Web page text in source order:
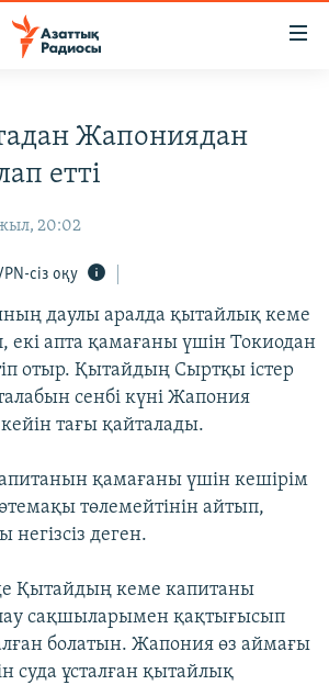
Жапониядан
етті
20:02
сіз оқу
даулы аралда қытайлық кеме
екі апта қамағаны үшін Токиодан
отыр. Қытайдың Сыртқы істер
сенбі күні Жапония
тағы қайталады.
қамағаны үшін кешірім
төлемейтінін айтып,
деген.
Қытайдың кеме капитаны
сақшыларымен қақтығысып
болатын. Жапония өз аймағы
суда ұсталған қытайлық